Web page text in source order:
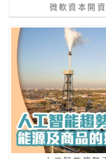
微軟資本開